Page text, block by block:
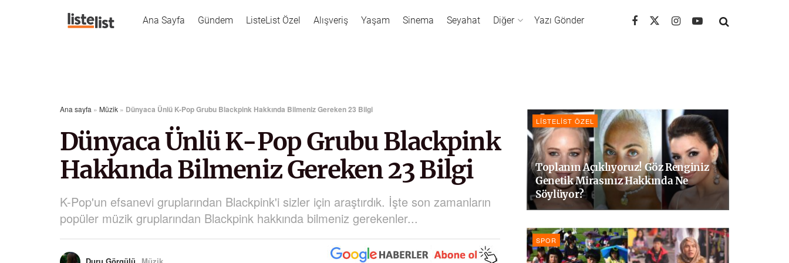
Ana Sayfa Gündem ListeList Özel Alışveriş Yaşam Sinema Seyahat Diğer Yazı Gönder
Ana sayfa » Müzik » Dünyaca Ünlü K-Pop Grubu Blackpink Hakkında Bilmeniz Gereken 23 Bilgi
Dünyaca Ünlü K-Pop Grubu Blackpink
Hakkında Bilmeniz Gereken 23 Bilgi
K-Pop'un efsanevi gruplarından Blackpink'i sizler için araştırdık. İşte son zamanların
popüler müzik gruplarından Blackpink hakkında bilmeniz gerekenler...
LISTELIST ÖZEL
Toplanın Açıklıyoruz! Göz Renginiz
Genetik Mirasınız Hakkında Ne
Söylüyor?
SPOR